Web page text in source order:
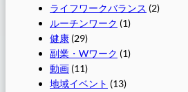
ライフワークバランス (2)
ルーチンワーク (1)
健康 (29)
副業・Wワーク (1)
動画 (11)
地域イベント (13)